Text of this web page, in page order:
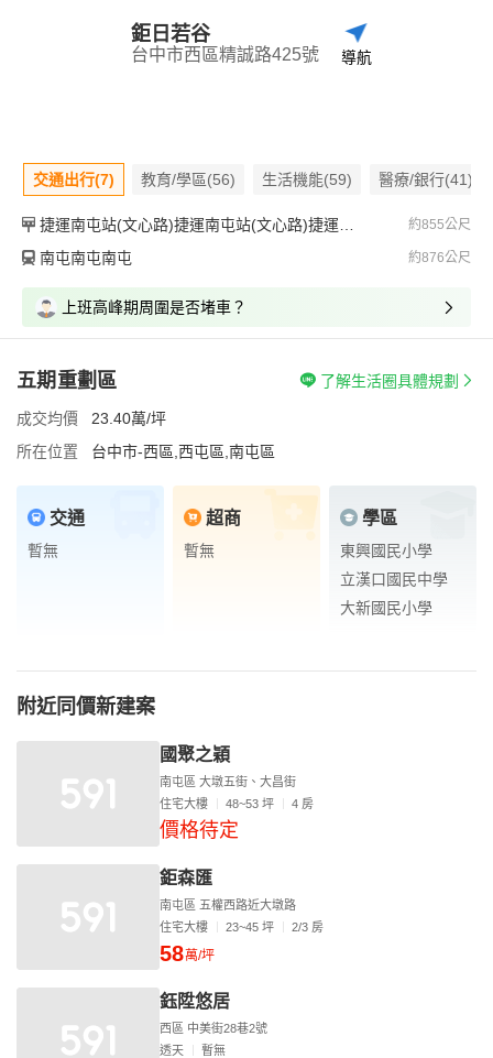
鉅日若谷
台中市西區精誠路425號 導航
交通出行(7) 教育/學區(56) 生活機能(59) 醫療/銀行(41)
捷運南屯站(文心路)捷運南屯站(文心路)捷運南屯站(文心路) 約855公尺
南屯南屯南屯 約876公尺
上班高峰期周圍是否堵車？
五期重劃區 了解生活圈具體規劃
成交均價
23.40萬/坪
所在位置
台中市-西區,西屯區,南屯區
交通
暫無
超商
暫無
學區
東興國民小學
立漢口國民中學
大新國民小學
附近同價新建案
國聚之穎
南屯區 大墩五街、大昌街
住宅大樓
48~53 坪 4 房
價格待定
鉅森匯
南屯區 五權西路近大墩路
住宅大樓
23~45 坪 2/3 房
58萬/坪
鈺陞悠居
西區 中美街28巷2號
透天
暫無